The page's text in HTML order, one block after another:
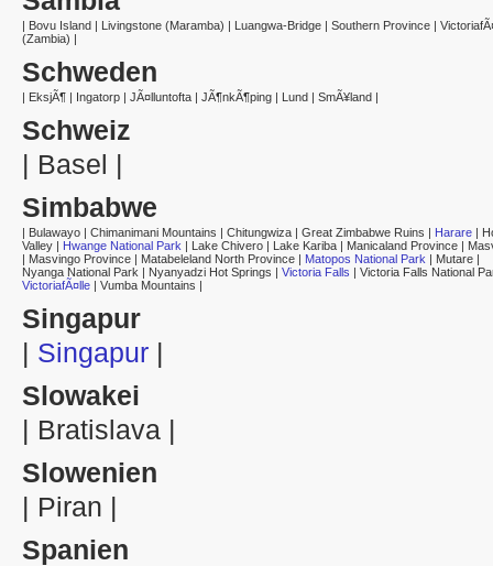
| Bovu Island | Livingstone (Maramba) | Luangwa-Bridge | Southern Province |
(Zambia) |
Schweden
| EksjÃ¶ | Ingatorp | JÃ¤lluntofta | JÃ¶nkÃ¶ping | Lund | SmÃ¥land |
Schweiz
| Basel |
Simbabwe
| Bulawayo | Chimanimani Mountains | Chitungwiza | Great Zimbabwe Ruins | Harare |
Valley | Hwange National Park | Lake Chivero | Lake Kariba | Manicaland Province |
| Masvingo Province | Matabeleland North Province | Matopos National Park | Mutare |
Nyanga National Park | Nyanyadzi Hot Springs | Victoria Falls | Victoria Falls National
VictoriafÃ¤lle | Vumba Mountains |
Singapur
| Singapur |
Slowakei
| Bratislava |
Slowenien
| Piran |
Spanien